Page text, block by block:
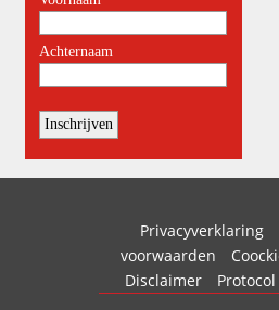
Privacyverklaring
voorwaarden
Disclaimer